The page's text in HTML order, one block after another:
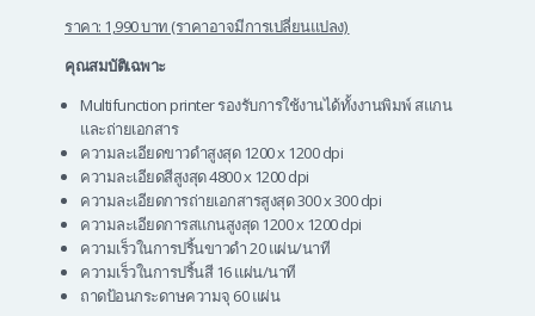
ราคา: 1,990 บาท (ราคาอาจมีการเปลี่ยนแปลง)
คุณสมบัติเฉพาะ
Multifunctionprinterรองรับการใช้งานได้ทั้งงานพิมพ์ สแกน
และถ่ายเอกสาร
ความละเอียดขาวดำสูงสุด 1200 x 1200 dpi
ความละเอียดสีสูงสุด 4800 x 1200 dpi
ความละเอียดการถ่ายเอกสารสูงสุด 300 x 300 dpi
ความละเอียดการสแกนสูงสุด 1200 x 1200 dpi
ความเร็วในการปริ้นขาวดำ 20 แผ่น/นาที
ความเร็วในการปริ้นสี 16 แผ่น/นาที
ถาดป้อนกระดาษความจุ 60 แผ่น